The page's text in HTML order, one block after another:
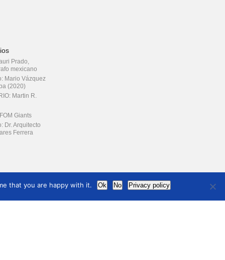
Prado,
mexicano
Mario Vázquez
(2020)
Martin R.
Giants
Dr. Arquitecto
Ferrera
that you are happy with it. Ok No Privacy policy